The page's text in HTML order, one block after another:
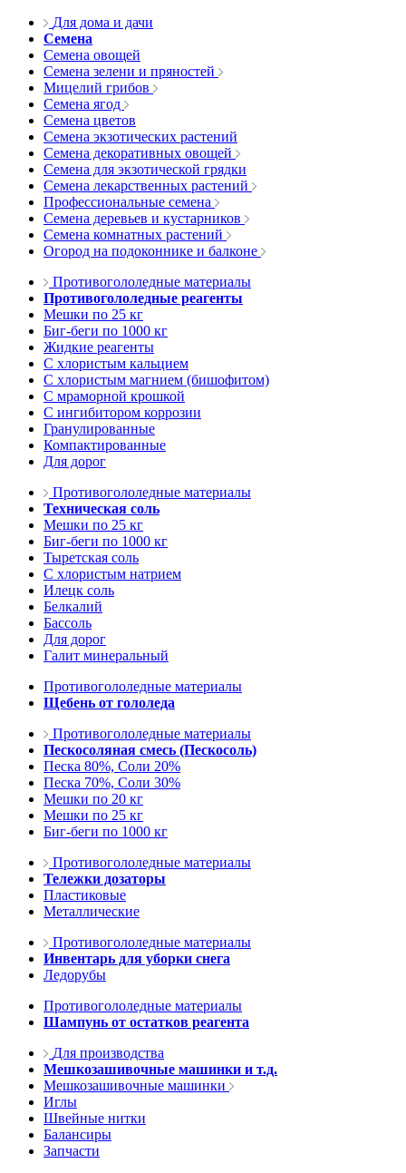
Для дома и дачи
Семена
Семена овощей
Семена зелени и пряностей
Мицелий грибов
Семена ягод
Семена цветов
Семена экзотических растений
Семена декоративных овощей
Семена для экзотической грядки
Семена лекарственных растений
Профессиональные семена
Семена деревьев и кустарников
Семена комнатных растений
Огород на подоконнике и балконе
Противогололедные материалы
Противогололедные реагенты
Мешки по 25 кг
Биг-беги по 1000 кг
Жидкие реагенты
С хлористым кальцием
С хлористым магнием (бишофитом)
С мраморной крошкой
С ингибитором коррозии
Гранулированные
Компактированные
Для дорог
Противогололедные материалы
Техническая соль
Мешки по 25 кг
Биг-беги по 1000 кг
Тыретская соль
С хлористым натрием
Илецк соль
Белкалий
Бассоль
Для дорог
Галит минеральный
Противогололедные материалы
Щебень от гололеда
Противогололедные материалы
Пескосоляная смесь (Пескосоль)
Песка 80%, Соли 20%
Песка 70%, Соли 30%
Мешки по 20 кг
Мешки по 25 кг
Биг-беги по 1000 кг
Противогололедные материалы
Тележки дозаторы
Пластиковые
Металлические
Противогололедные материалы
Инвентарь для уборки снега
Ледорубы
Противогололедные материалы
Шампунь от остатков реагента
Для производства
Мешкозашивочные машинки и т.д.
Мешкозашивочные машинки
Иглы
Швейные нитки
Балансиры
Запчасти